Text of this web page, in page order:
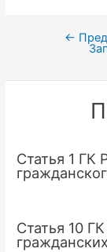
Навигация
записям
←
Статья 1 ГК
Статья 10